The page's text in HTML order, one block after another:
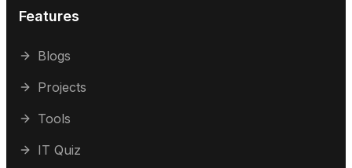
Features
Blogs
Projects
Tools
IT Quiz